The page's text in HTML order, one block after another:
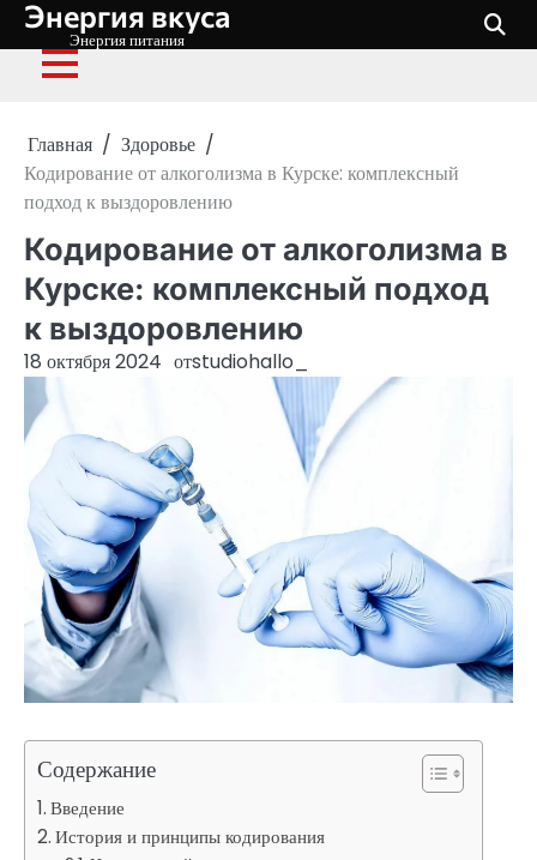
Перейти
содержимому
Энергия вкуса
Энергия питания
Главная
Здоровье
Кодирование от алкоголизма в Курске: комплексный
подход к выздоровлению
Кодирование от алкоголизма в
Курске: комплексный подход
к выздоровлению
18 октября 2024 отstudiohallo_
Содержание
Введение
История и принципы кодирования